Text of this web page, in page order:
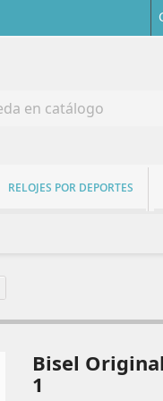
RELOJES POR DEPORTES
Bisel
1